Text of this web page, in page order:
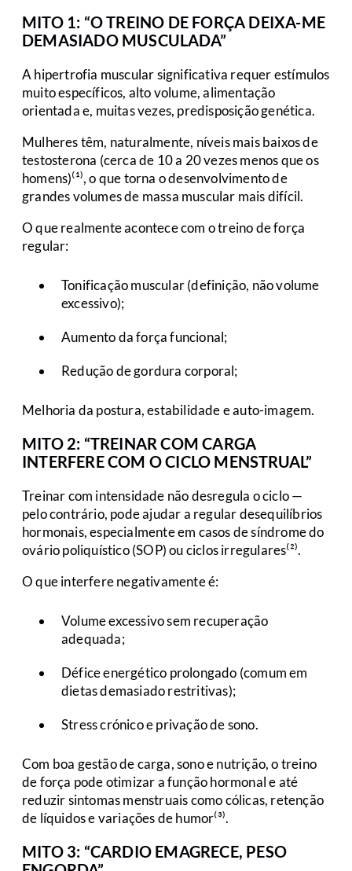
MITO 1: “O TREINO DE FORÇA DEIXA-ME
DEMASIADO MUSCULADA”
A hipertrofia muscular significativa requer estímulos
muito específicos, alto volume, alimentação
orientada e, muitas vezes, predisposição genética.
Mulheres têm, naturalmente, níveis mais baixos de
testosterona (cerca de 10 a 20 vezes menos que os
homens)⁽¹⁾, o que torna o desenvolvimento de
grandes volumes de massa muscular mais difícil.
O que realmente acontece com o treino de força
regular:
Tonificação muscular (definição, não volume
excessivo);
Aumento da força funcional;
Redução de gordura corporal;
Melhoria da postura, estabilidade e auto-imagem.
MITO 2: “TREINAR COM CARGA
INTERFERE COM O CICLO MENSTRUAL”
Treinar com intensidade não desregula o ciclo —
pelo contrário, pode ajudar a regular desequilíbrios
hormonais, especialmente em casos de síndrome do
ovário poliquístico (SOP) ou ciclos irregulares⁽²⁾.
O que interfere negativamente é:
Volume excessivo sem recuperação
adequada;
Défice energético prolongado (comum em
dietas demasiado restritivas);
Stress crónico e privação de sono.
Com boa gestão de carga, sono e nutrição, o treino
de força pode otimizar a função hormonal e até
reduzir sintomas menstruais como cólicas, retenção
de líquidos e variações de humor⁽³⁾.
MITO 3: “CARDIO EMAGRECE, PESO